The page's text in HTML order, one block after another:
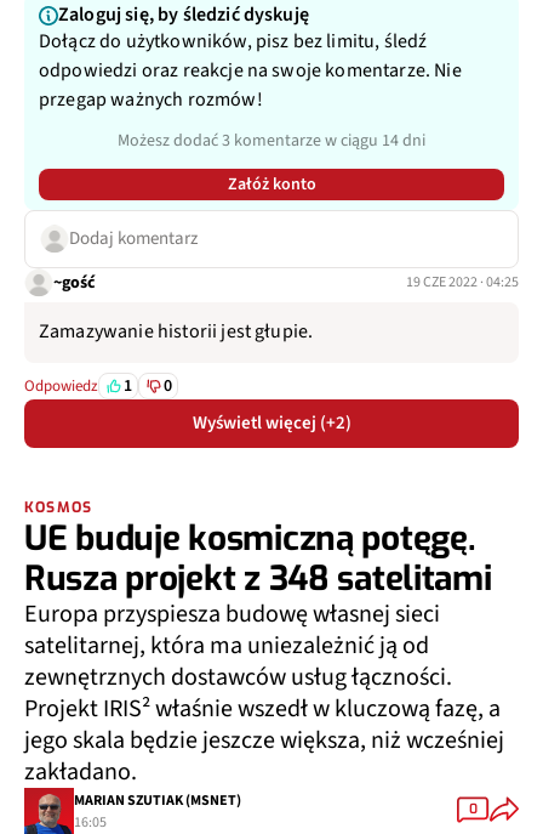
Zaloguj się, by śledzić dyskuję
Dołącz do użytkowników, pisz bez limitu, śledź
odpowiedzi oraz reakcje na swoje komentarze. Nie
przegap ważnych rozmów!
Możesz dodać 3 komentarze w ciągu 14 dni
Załóż konto
Dodaj komentarz
~gość 19 CZE 2022 · 04:25
Zamazywanie historii jest głupie.
Odpowiedz 1 0
Wyświetl więcej (+2)
KOSMOS
UE buduje kosmiczną potęgę.
Rusza projekt z 348 satelitami
Europa przyspiesza budowę własnej sieci
satelitarnej, która ma uniezależnić ją od
zewnętrznych dostawców usług łączności.
Projekt IRIS² właśnie wszedł w kluczową fazę, a
jego skala będzie jeszcze większa, niż wcześniej
zakładano.
MARIAN SZUTIAK (MSNET)
16:05
0